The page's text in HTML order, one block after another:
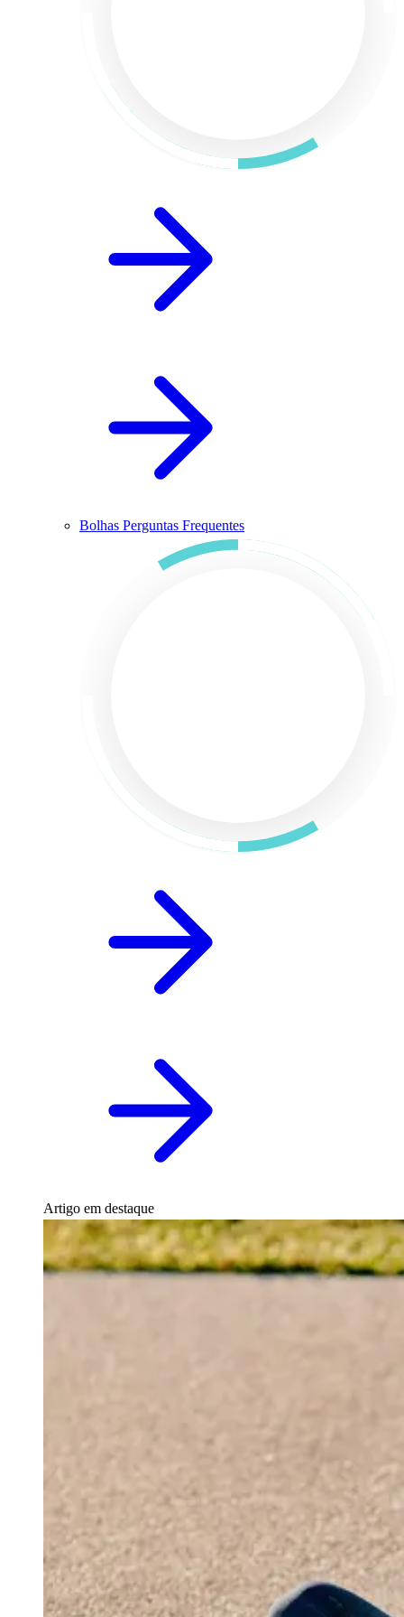
Bolhas Perguntas Frequentes
Artigo em destaque